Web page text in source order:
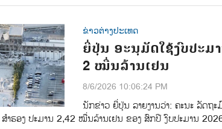
ຂ່າວຕ່າງປະເທດ
ຍີ່ປຸ່ນ ອະນຸມັດໃຊ້ງົບປະມ
2 ໝື່ນລ້ານເຢນ
8/6/2026 10:06:24 PM
ນັກຂ່າວ ຍີ່ປຸ່ນ ລາຍງານວ່າ: ຄະນະ ລັດຖ
ຳຮອງ ປະມານ 2,42 ໝື່ນລ້ານເຢນ ຂອງ ສົກປີ ງົບປະມານ